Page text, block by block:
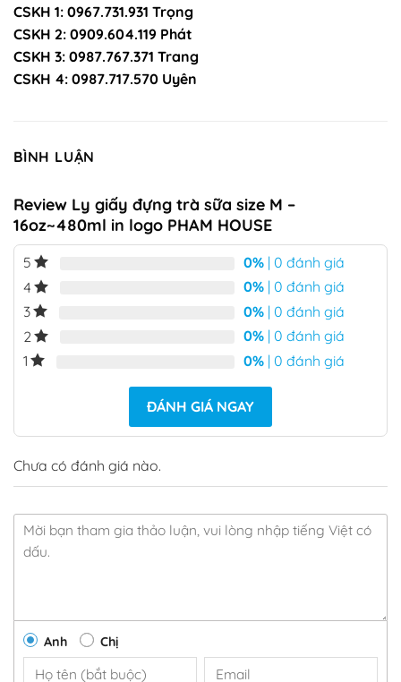
CSKH 1: 0967.731.931 Trọng
CSKH 2: 0909.604.119 Phát
CSKH 3: 0987.767.371 Trang
CSKH 4: 0987.717.570 Uyên
BÌNH LUẬN
Review Ly giấy đựng trà sữa size M –
16oz~480ml in logo PHAM HOUSE
5 0% | 0 đánh giá
4
0% | 0 đánh giá
3
0% | 0 đánh giá
2
0% | 0 đánh giá
1
0% | 0 đánh giá
ĐÁNH GIÁ NGAY
Chưa có đánh giá nào.
Anh Chị